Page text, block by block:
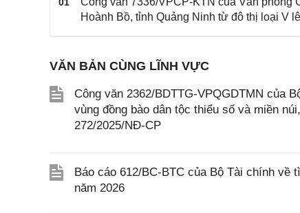
Hoành Bồ, tỉnh Quảng Ninh từ đô thị loại V
VĂN BẢN CÙNG LĨNH VỰC
Công văn 2362/BDTTG-VPQGDTMN của
vùng đồng bào dân tộc thiểu số và miền
272/2025/NĐ-CP
Báo cáo 612/BC-BTC của Bộ Tài chính
năm 2026